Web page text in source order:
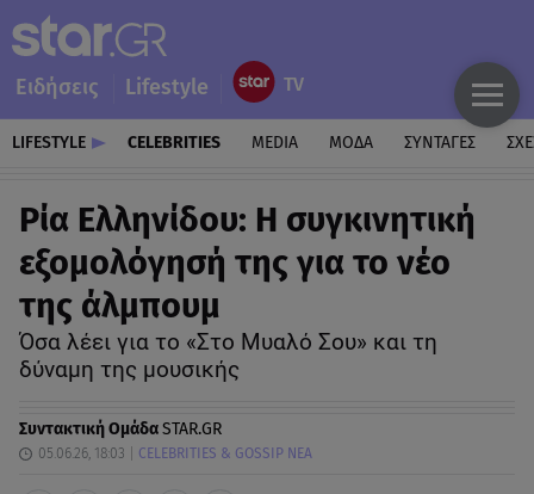
Ειδήσεις Lifestyle
LIFESTYLE CELEBRITIES MEDIA ΜΟΔΑ ΣΥΝΤΑΓΕΣ
Ρία Ελληνίδου: Η συγκινητική
εξομολόγησή της για το νέο
της άλμπουμ
Όσα λέει για το «Στο Μυαλό Σου» και τη
δύναμη της μουσικής
Συντακτική ΟμάδαSTAR.GR
05.06.26, 18:03 CELEBRITIES & GOSSIP ΝΕΑ